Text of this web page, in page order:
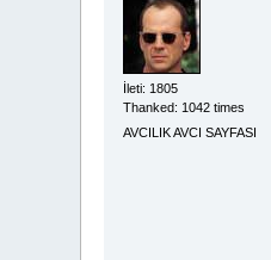
İleti: 1805
Thanked: 1042 times
AVCILIK AVCI SAYFASI